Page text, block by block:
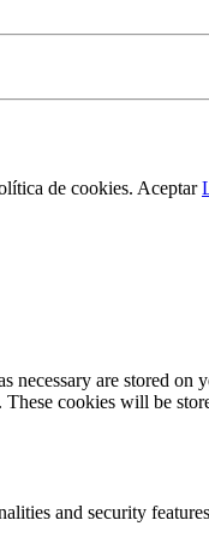
de cookies. Aceptar
are stored on
These cookies will be
and security